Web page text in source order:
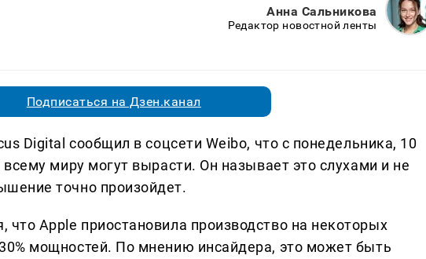
Анна Сальникова
Редактор новостной ленты
Подписаться на Дзен.канал
Digital сообщил в соцсети Weibo, что с понедельника, 10
миру могут вырасти. Он называет это слухами и не
точно произойдет.
что Apple приостановила производство на некоторых
мощностей. По мнению инсайдера, это может быть